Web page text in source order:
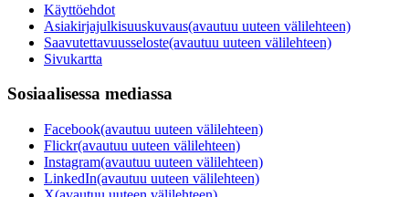
Käyttöehdot
Asiakirjajulkisuuskuvaus(avautuu uuteen välilehteen)
Saavutettavuusseloste(avautuu uuteen välilehteen)
Sivukartta
Sosiaalisessa mediassa
Facebook(avautuu uuteen välilehteen)
Flickr(avautuu uuteen välilehteen)
Instagram(avautuu uuteen välilehteen)
LinkedIn(avautuu uuteen välilehteen)